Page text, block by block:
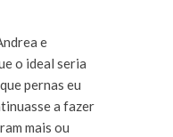
e
o ideal seria
pernas eu
a fazer
mais ou